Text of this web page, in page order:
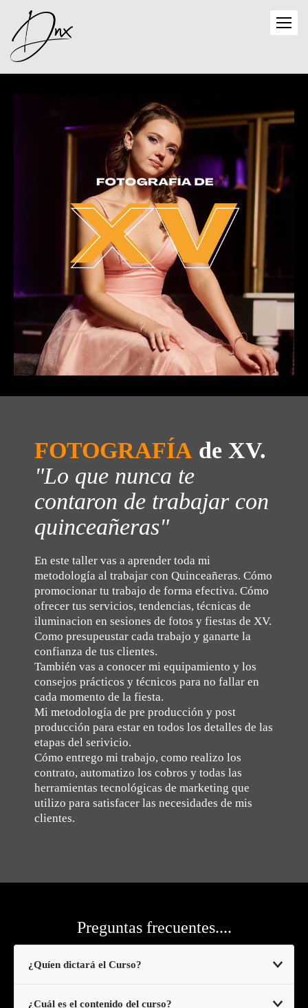
FOTOGRAFÍA de XV.
"Lo que nunca te
contaron de trabajar con
quinceañeras"
En este taller vas a aprender toda mi
metodología al trabajar con Quinceañeras. Cómo
promocionar tu trabajo de forma efectiva. Cómo
ofrecer tus servicios, tendencias, técnicas de
iluminacion en sesiones de fotos y fiestas de XV.
Como presupeustar cada trabajo y ganarte la
confianza de tus clientes.
También vas a conocer mi equipamiento y los
consejos prácticos y técnicos para no fallar en
cada momento de la fiesta.
Mi metodología de pre producción y post
producción para estar en todos los detalles de las
etapas del serivicio.
Cómo entrego mi trabajo, como realizo los
contrato, automatizo los cobros y todas las
herramientas tecnológicas de marketing que
utilizo para satisfacer las necesidades de mis
clientes.
Preguntas frecuentes....
¿Quíen dictará el Curso?
¿Cuál es el contenido del curso?